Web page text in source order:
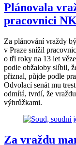
Plánovala
pracovnici
Za plánování vraždy
v Praze snížil
o tři roky na 13 let
podle obžaloby slíbil,
přiznal, půjde podle
Odvolací senát mu
odmítá, tvrdí, že
výhrůžkami.
Za vraždu